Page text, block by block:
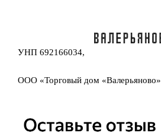
УНП 692166034,
ООО «Торговый дом «Валерьяново»